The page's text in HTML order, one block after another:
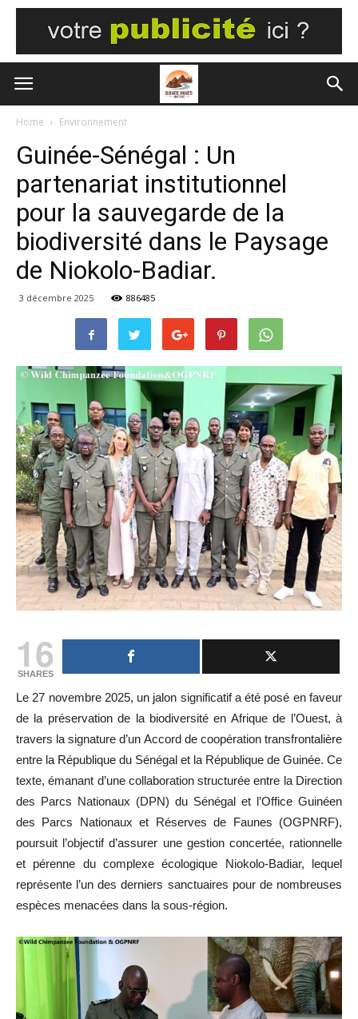
Home Environnement
Guinée-Sénégal : Un
partenariat institutionnel
pour la sauvegarde de la
biodiversité dans le Paysage
de Niokolo-Badiar.
3 décembre 2025 886485
16
SHARES
Le 27 novembre 2025, un jalon significatif a été posé en faveur
de la préservation de la biodiversité en Afrique de l’Ouest, à
travers la signature d’un Accord de coopération transfrontalière
entre la République du Sénégal et la République de Guinée. Ce
texte, émanant d’une collaboration structurée entre la Direction
des Parcs Nationaux (DPN) du Sénégal et l’Office Guinéen
des Parcs Nationaux et Réserves de Faunes (OGPNRF),
poursuit l’objectif d’assurer une gestion concertée, rationnelle
et pérenne du complexe écologique Niokolo-Badiar, lequel
représente l’un des derniers sanctuaires pour de nombreuses
espèces menacées dans la sous-région.